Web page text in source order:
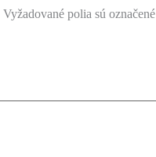
Vyžadované polia sú označené